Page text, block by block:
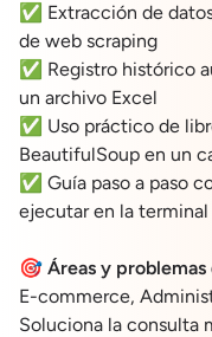
✅ Extracción de
de web scraping
✅ Registro histórico
un archivo Excel
✅ Uso práctico de
BeautifulSoup en un
✅ Guía paso a paso
ejecutar en la
🎯 Áreas y problemas
E-commerce,
Soluciona la consulta